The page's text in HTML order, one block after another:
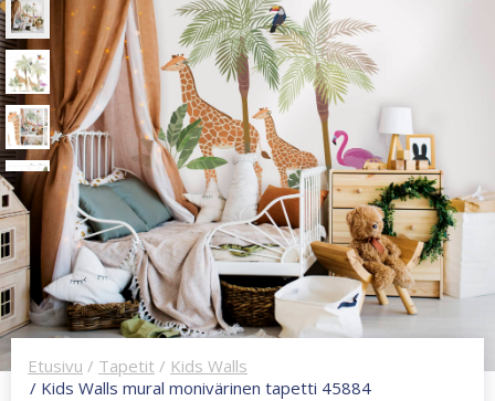
Etusivu / Tapetit / Kids Walls
/ Kids Walls mural monivärinen tapetti 45884